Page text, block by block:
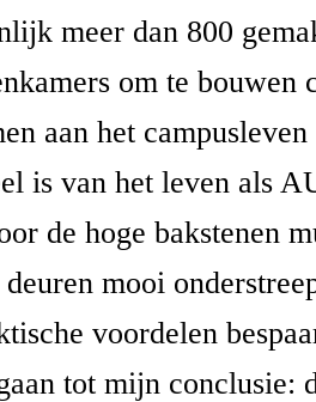
meer dan 800
om te bouwen
aan het
is van het leven als
de hoge bakstenen
deuren mooi
voordelen
tot mijn conclusie: